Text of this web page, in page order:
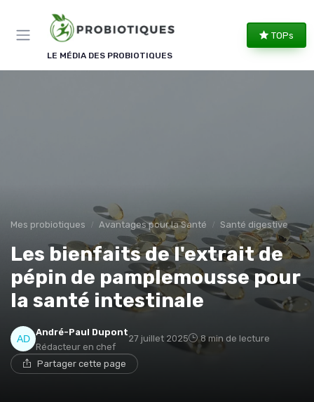
LE MÉDIA DES PROBIOTIQUES
TOPs
Mes probiotiques Avantages pour la Santé Santé digestive
Les bienfaits de l'extrait de
pépin de pamplemousse pour
la santé intestinale
André-Paul Dupont
Rédacteur en chef
27 juillet 2025 8 min de lecture
Partager cette page